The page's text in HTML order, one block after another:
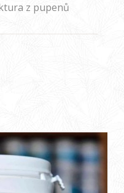
z pupenů